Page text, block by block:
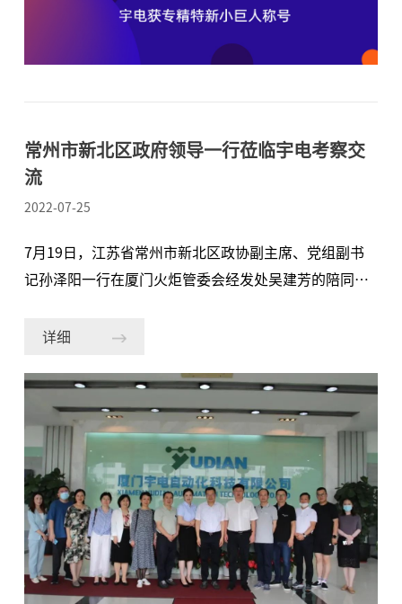
予认定授牌，是全国中小企业评定工作中具有权威性的
荣誉称号。专精特新“小巨人”企业的灵魂是创新。宇
电自成立以来也始终把“科技创新”摆在公司发展的核
温控领域的标杆企业。现如今宇电的产品赋能工业制造
的各行各业，从低端的鞋机、食品机械、包装机械到中
常州市新北区政府领导一行莅临宇电考察交
流
2022-07-25
7月19日，江苏省常州市新北区政协副主席、党组副书
记孙泽阳一行在厦门火炬管委会经发处吴建芳的陪同下
接待了考察团，并进行了深度座谈。在调研过程中，公
介绍了宇电从“专精特新”变为“隐形冠军”的发展之
路。三十年专注智能温控器的研发和创新，赋能工业制
造的各行各业，尤其是在热处理、半导体、晶体生长、
新能源等高端领域替代进口品牌，解决国家重大高端设
备“卡脖子”问题。在常州我们与上千家制造业企业建
立紧密合作，常州的优势产业新能源与制药领域有众多
客户，在座领导对我们深耕常州企业，助力当地企业高
质量发展表示感谢。粟总还谈到，未来在国家碳达峰、
详细